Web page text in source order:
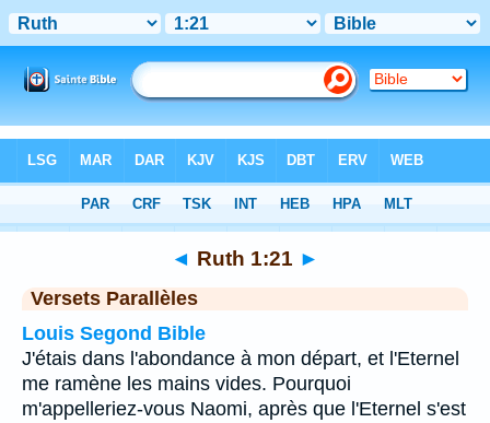
Chapitre 1 > Verset 21
◄ Ruth 1:21 ►
Versets Parallèles
Louis Segond Bible
J'étais dans l'abondance à mon départ, et l'Eternel
me ramène les mains vides. Pourquoi
m'appelleriez-vous Naomi, après que l'Eternel s'est